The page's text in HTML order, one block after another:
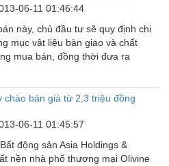
06-11 01:46:44
này, chủ đầu tư sẽ quy định chi
mục vật liệu bàn giao và chất
mua bán, đồng thời đưa ra
chào bán giá từ 2,3 triệu đồng
06-11 01:45:57
động sản Asia Holdings &
nền nhà phố thương mại Olivine